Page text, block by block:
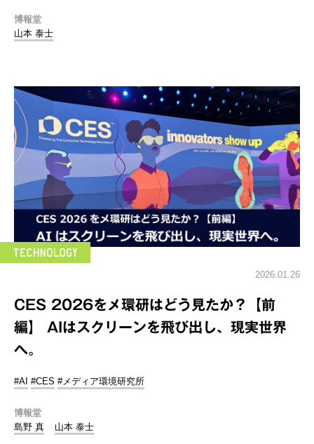
博報堂
山本 泰士
2026.01.26
CES 2026をメ環研はどう見たか？【前
編】 AIはスクリーンを飛び出し、現実世界
へ。
#AI #CES #メディア環境研究所
博報堂
島野 真
山本 泰士